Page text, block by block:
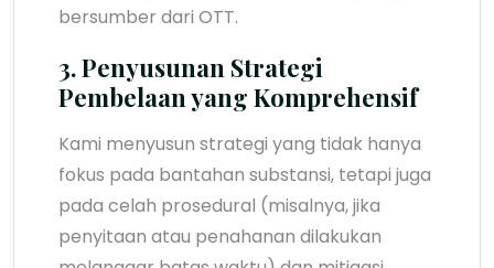
bersumber dari OTT.
3. Penyusunan Strategi
Pembelaan yang Komprehensif
Kami menyusun strategi yang tidak hanya
fokus pada bantahan substansi, tetapi juga
pada celah prosedural (misalnya, jika
penyitaan atau penahanan dilakukan